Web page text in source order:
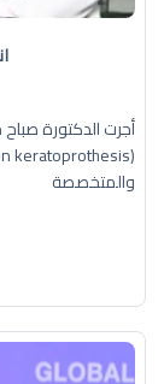
أجرت الدكتورة صباح
والمتخصصة